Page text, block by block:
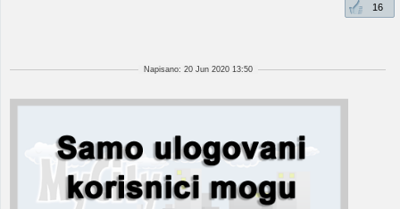
16
Napisano: 20 Jun 2020 13:50